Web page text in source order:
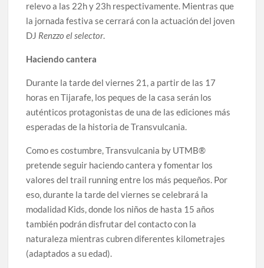
relevo a las 22h y 23h respectivamente. Mientras que
la jornada festiva se cerrará con la actuación del joven
DJ Renzzo el selector.
Haciendo cantera
Durante la tarde del viernes 21, a partir de las 17
horas en Tijarafe, los peques de la casa serán los
auténticos protagonistas de una de las ediciones más
esperadas de la historia de Transvulcania.
Como es costumbre, Transvulcania by UTMB®
pretende seguir haciendo cantera y fomentar los
valores del trail running entre los más pequeños. Por
eso, durante la tarde del viernes se celebrará la
modalidad Kids, donde los niños de hasta 15 años
también podrán disfrutar del contacto con la
naturaleza mientras cubren diferentes kilometrajes
(adaptados a su edad).